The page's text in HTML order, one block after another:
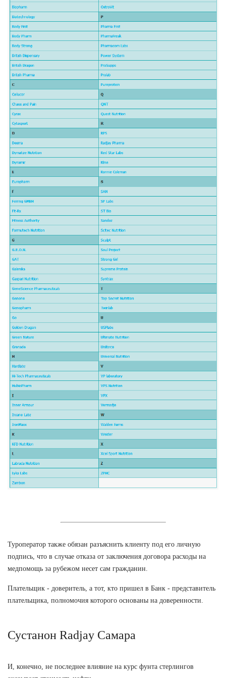
Туроператор также обязан разъяснить клиенту под его личную
подпись, что в случае отказа от заключения договора расходы на
медпомощь за рубежом несет сам гражданин.
Плательщик - доверитель, а тот, кто пришел в Банк - представитель
плательщика, полномочия которого основаны на доверенности.
Сустанон Radjay Самара
И, конечно, не последнее влияние на курс фунта стерлингов